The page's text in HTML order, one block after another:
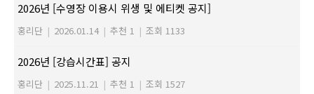
2026년 [수영장 이용시 위생 및 에티켓 공지]
홍리단 | 2026.01.14 | 추천 1 | 조회 1133
2026년 [강습시간표] 공지
홍리단 | 2025.11.21 | 추천 1 | 조회 1527